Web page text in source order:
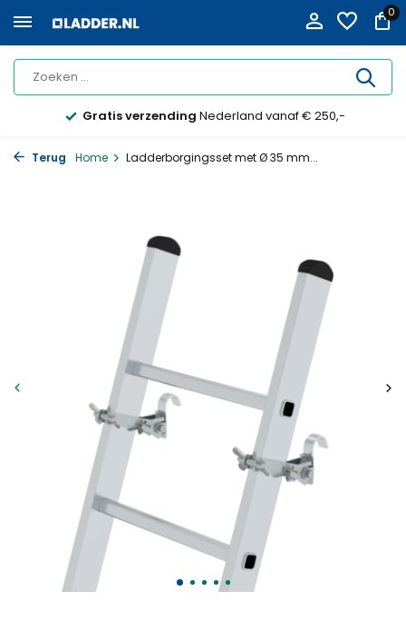
0
Gratis verzending Nederland vanaf € 250,-
Terug Home Ladderborgingsset met Ø 35 mm...